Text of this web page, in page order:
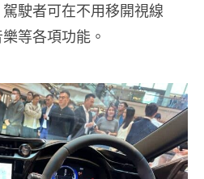
駛者可在不用移開視線
等各項功能。